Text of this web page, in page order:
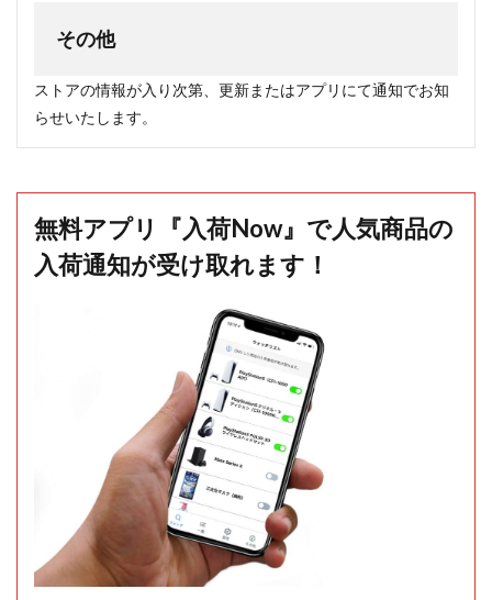
その他
ストアの情報が入り次第、更新またはアプリにて通知でお知
らせいたします。
無料アプリ『入荷Now』で人気商品の
入荷通知が受け取れます！